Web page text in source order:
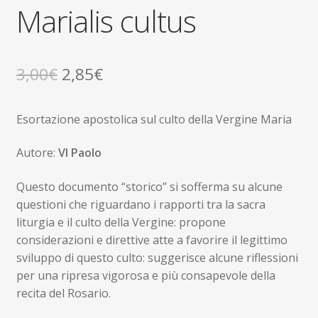
Marialis cultus
3,00€ Il
originale
era:
2,85€Il
attuale
Esortazione apostolica sul culto della Vergine Maria
Autore: VI Paolo
Questo documento “storico” si sofferma su alcune
questioni che riguardano i rapporti tra la sacra
liturgia e il culto della Vergine: propone
considerazioni e direttive atte a favorire il legittimo
sviluppo di questo culto: suggerisce alcune riflessioni
per una ripresa vigorosa e più consapevole della
recita del Rosario.